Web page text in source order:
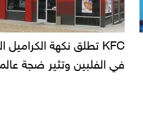
دعوات للتحقيق في أسباب
سحب بعض ألبان